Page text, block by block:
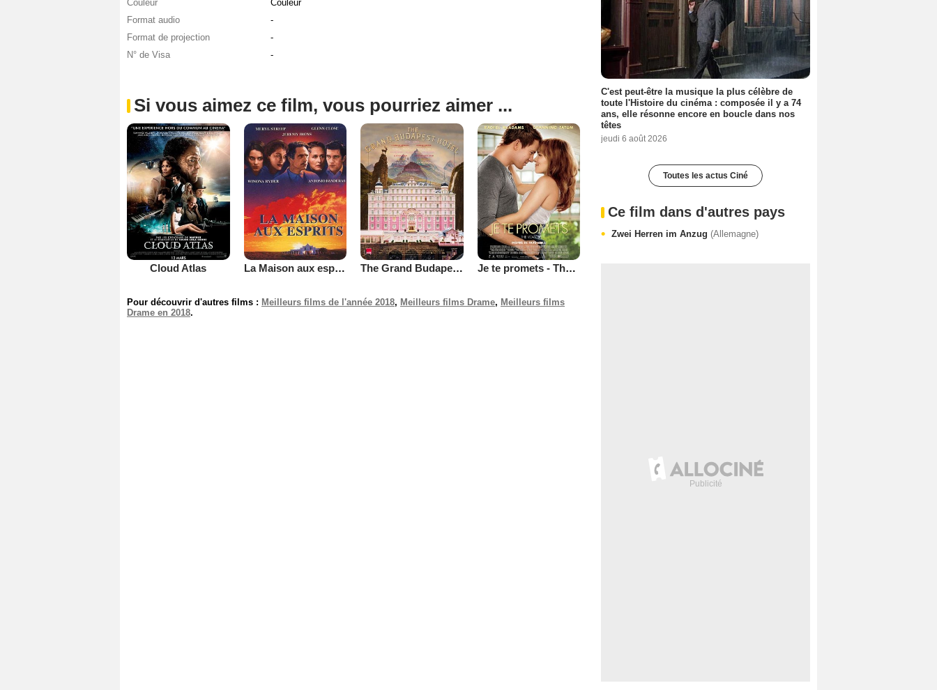
Couleur
Couleur
Format audio
-
Format de projection
-
N° de Visa
-
Si vous aimez ce film, vous pourriez aimer ...
Cloud Atlas La Maison aux esprits The Grand Budapest Hotel Je te promets - The Vow
Pour découvrir d'autres films : Meilleurs films de l'année 2018, Meilleurs films Drame, Meilleurs films
Drame en 2018.
C'est peut-être la musique la plus célèbre de
toute l'Histoire du cinéma : composée il y a 74
ans, elle résonne encore en boucle dans nos
têtes
jeudi 6 août 2026
Toutes les actus Ciné
Ce film dans d'autres pays
Zwei Herren im Anzug (Allemagne)